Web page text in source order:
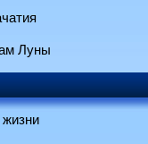
Луны